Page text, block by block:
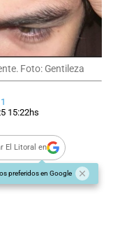
Foto: Gentileza
15:22hs
El Litoral en
preferidos en Google